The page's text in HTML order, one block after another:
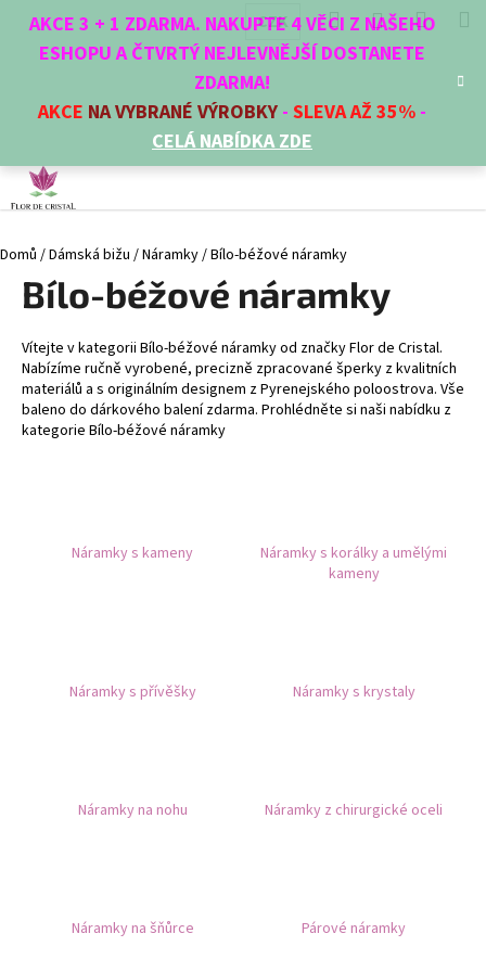
AKCE 3 + 1 ZDARMA. NAKUPTE 4 VĚCI Z NAŠEHO
ESHOPU A ČTVRTÝ NEJLEVNĚJŠÍ DOSTANETE
ZDARMA!
AKCE NA VYBRANÉ VÝROBKY - SLEVA AŽ 35% -
CELÁ NABÍDKA ZDE
CZK HledatPřihlášení
Domů /Dámská bižu /Náramky/Bílo-béžové náramky
Bílo-béžové náramky
Vítejte v kategorii Bílo-béžové náramky od značky Flor de Cristal.
Nabízíme ručně vyrobené, precizně zpracované šperky z kvalitních
materiálů a s originálním designem z Pyrenejského poloostrova. Vše
baleno do dárkového balení zdarma. Prohlédněte si naši nabídku z
kategorie Bílo-béžové náramky
Náramky s kameny
Náramky s korálky a umělými
kameny
Náramky s přívěšky Náramky s krystaly
Náramky na nohu Náramky z chirurgické oceli
Náramky na šňůrce Párové náramky
Zpět
Zpět
p
o
ř
e
b
u
j
e
t